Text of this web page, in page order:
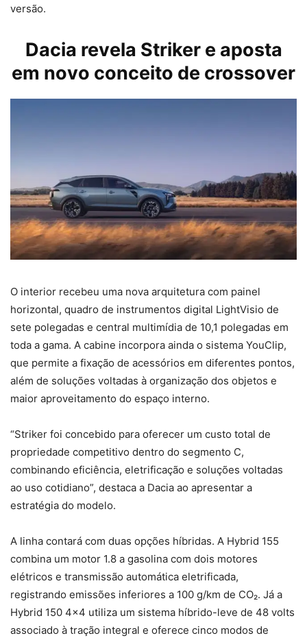
versão.
Dacia revela Striker e aposta
em novo conceito de crossover
O interior recebeu uma nova arquitetura com painel
horizontal, quadro de instrumentos digital LightVisio de
sete polegadas e central multimídia de 10,1 polegadas em
toda a gama. A cabine incorpora ainda o sistema YouClip,
que permite a fixação de acessórios em diferentes pontos,
além de soluções voltadas à organização dos objetos e
maior aproveitamento do espaço interno.
“Striker foi concebido para oferecer um custo total de
propriedade competitivo dentro do segmento C,
combinando eficiência, eletrificação e soluções voltadas
ao uso cotidiano”, destaca a Dacia ao apresentar a
estratégia do modelo.
A linha contará com duas opções híbridas. A Hybrid 155
combina um motor 1.8 a gasolina com dois motores
elétricos e transmissão automática eletrificada,
registrando emissões inferiores a 100 g/km de CO₂. Já a
Hybrid 150 4×4 utiliza um sistema híbrido-leve de 48 volts
associado à tração integral e oferece cinco modos de